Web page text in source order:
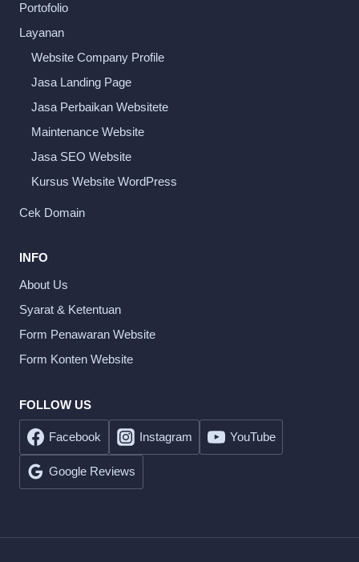
Portofolio
Layanan
Website Company Profile
Jasa Landing Page
Jasa Perbaikan Websitete
Maintenance Website
Jasa SEO Website
Kursus Website WordPress
Cek Domain
INFO
About Us
Syarat & Ketentuan
Form Penawaran Website
Form Konten Website
FOLLOW US
Facebook Instagram YouTube
Google Reviews